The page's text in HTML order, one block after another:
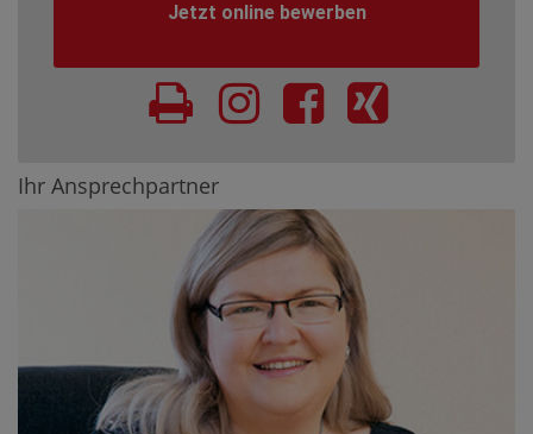
Jetzt online bewerben
Ihr Ansprechpartner